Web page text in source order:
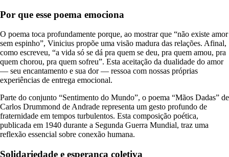
Por que esse poema emociona
O poema toca profundamente porque, ao mostrar que “não existe amor
sem espinho”, Vinicius propõe uma visão madura das relações. Afinal,
como escreveu, “a vida só se dá pra quem se deu, pra quem amou, pra
quem chorou, pra quem sofreu”. Esta aceitação da dualidade do amor
— seu encantamento e sua dor — ressoa com nossas próprias
experiências de entrega emocional.
Parte do conjunto “Sentimento do Mundo”, o poema “Mãos Dadas” de
Carlos Drummond de Andrade representa um gesto profundo de
fraternidade em tempos turbulentos. Esta composição poética,
publicada em 1940 durante a Segunda Guerra Mundial, traz uma
reflexão essencial sobre conexão humana.
Solidariedade e esperança coletiva